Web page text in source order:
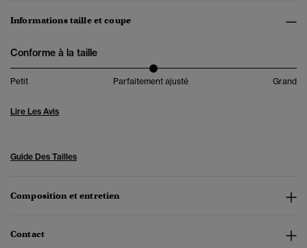
Informations taille et coupe
Conforme à la taille
Petit Parfaitement ajusté Grand
Lire Les Avis
Guide Des Tailles
Composition et entretien
Contact